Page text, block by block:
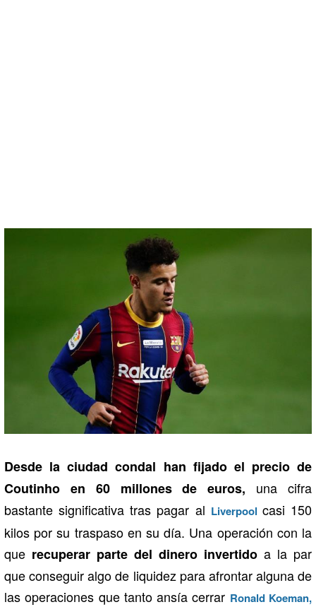
Desde la ciudad condal han fijado el precio de
Coutinho en 60 millones de euros, una cifra
bastante significativa tras pagar al Liverpool casi 150
kilos por su traspaso en su día. Una operación con la
que recuperar parte del dinero invertido a la par
que conseguir algo de liquidez para afrontar alguna de
las operaciones que tanto ansía cerrar Ronald Koeman,